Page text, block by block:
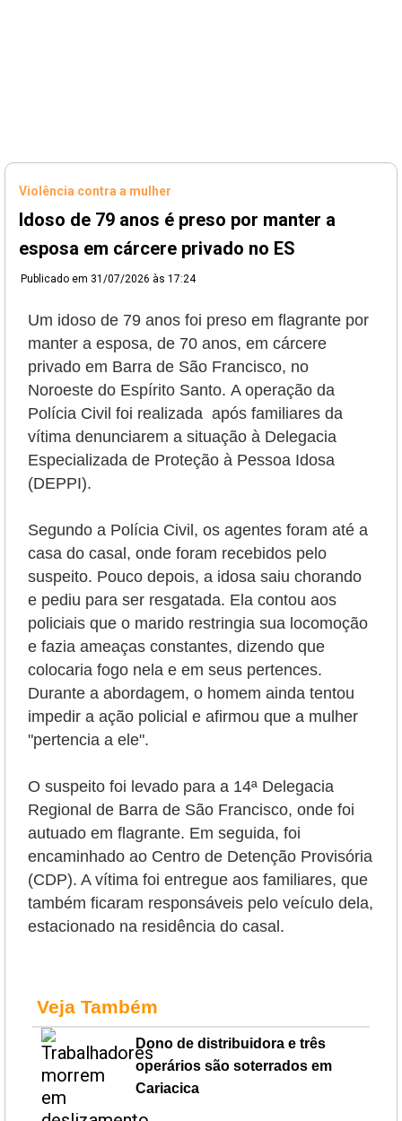
Violência contra a mulher
Idoso de 79 anos é preso por manter a
esposa em cárcere privado no ES
Publicado em 31/07/2026 às 17:24
Um idoso de 79 anos foi preso em flagrante por
manter a esposa, de 70 anos, em cárcere
privado em Barra de São Francisco, no
Noroeste do Espírito Santo. A operação da
Polícia Civil foi realizada após familiares da
vítima denunciarem a situação à Delegacia
Especializada de Proteção à Pessoa Idosa
(DEPPI).
Segundo a Polícia Civil, os agentes foram até a
casa do casal, onde foram recebidos pelo
suspeito. Pouco depois, a idosa saiu chorando
e pediu para ser resgatada. Ela contou aos
policiais que o marido restringia sua locomoção
e fazia ameaças constantes, dizendo que
colocaria fogo nela e em seus pertences.
Durante a abordagem, o homem ainda tentou
impedir a ação policial e afirmou que a mulher
"pertencia a ele".
O suspeito foi levado para a 14ª Delegacia
Regional de Barra de São Francisco, onde foi
autuado em flagrante. Em seguida, foi
encaminhado ao Centro de Detenção Provisória
(CDP). A vítima foi entregue aos familiares, que
também ficaram responsáveis pelo veículo dela,
estacionado na residência do casal.
Veja Também
Dono de distribuidora e três
operários são soterrados em
Cariacica